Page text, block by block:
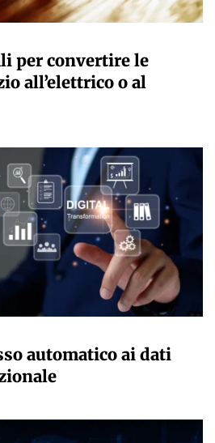
per convertire le
all’elettrico o al
automatico ai dati